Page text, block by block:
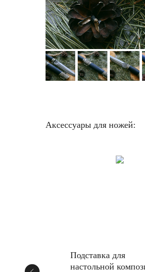
Аксессуары для ножей:
Подставка для
настольной